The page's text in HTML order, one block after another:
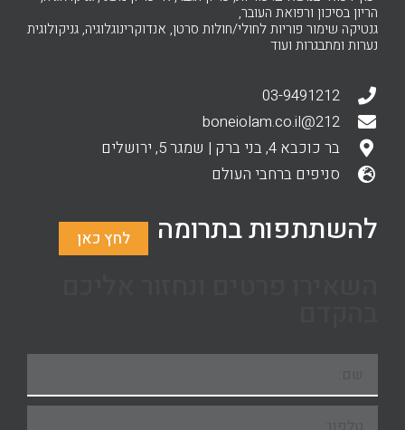
הריון בסיכון ורפואת העובר,
גנטיקה שימור פוריות לחולי/חולות סרטן, אנדוקרינוגלוגיה, גניקולוגית
נערות ומתבגרות ועוד
03-9491212
212@boneiolam.co.il
בר כוכבא 4, בני ברק | שמגר 5, ירושלים
סניפים ברחבי העולם
להשתתפות בתרומה לחץ כאן